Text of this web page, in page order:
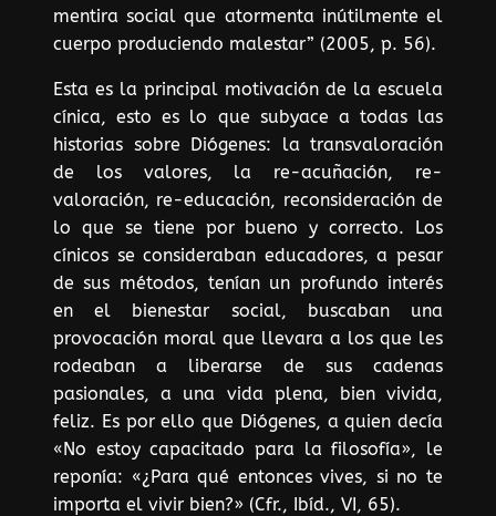
mentira social que atormenta inútilmente el
cuerpo produciendo malestar” (2005, p. 56).
Esta es la principal motivación de la escuela
cínica, esto es lo que subyace a todas las
historias sobre Diógenes: la transvaloración
de los valores, la re-acuñación, re-
valoración, re-educación, reconsideración de
lo que se tiene por bueno y correcto. Los
cínicos se consideraban educadores, a pesar
de sus métodos, tenían un profundo interés
en el bienestar social, buscaban una
provocación moral que llevara a los que les
rodeaban a liberarse de sus cadenas
pasionales, a una vida plena, bien vivida,
feliz. Es por ello que Diógenes, a quien decía
«No estoy capacitado para la filosofía», le
reponía: «¿Para qué entonces vives, si no te
importa el vivir bien?» (Cfr., Ibíd., VI, 65).